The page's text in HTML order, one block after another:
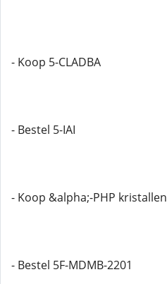
- Koop 5-CLADBA
- Bestel 5-IAI
- Koop &alpha;-PHP kristallen
- Bestel 5F-MDMB-2201